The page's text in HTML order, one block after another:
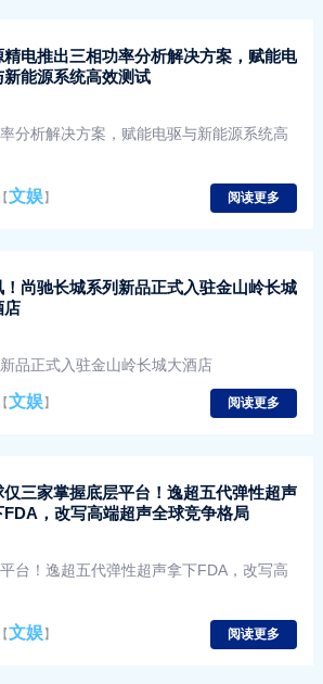
精电推出三相功率分析解决方案，赋能电
新能源系统高效测试
分析解决方案，赋能电驱与新能源系统高
【文娱】 阅读更多
！尚驰长城系列新品正式入驻金山岭长城
店
品正式入驻金山岭长城大酒店
【文娱】 阅读更多
仅三家掌握底层平台！逸超五代弹性超声
FDA，改写高端超声全球竞争格局
台！逸超五代弹性超声拿下FDA，改写高
【文娱】 阅读更多